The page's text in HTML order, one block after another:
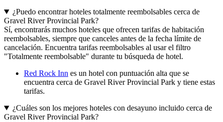
¿Puedo encontrar hoteles totalmente reembolsables cerca de
Gravel River Provincial Park?
Sí, encontrarás muchos hoteles que ofrecen tarifas de habitación
reembolsables, siempre que canceles antes de la fecha límite de
cancelación. Encuentra tarifas reembolsables al usar el filtro
"Totalmente reembolsable" durante tu búsqueda de hotel.
Red Rock Inn es un hotel con puntuación alta que se
encuentra cerca de Gravel River Provincial Park y tiene estas
tarifas.
¿Cuáles son los mejores hoteles con desayuno incluido cerca de
Gravel River Provincial Park?